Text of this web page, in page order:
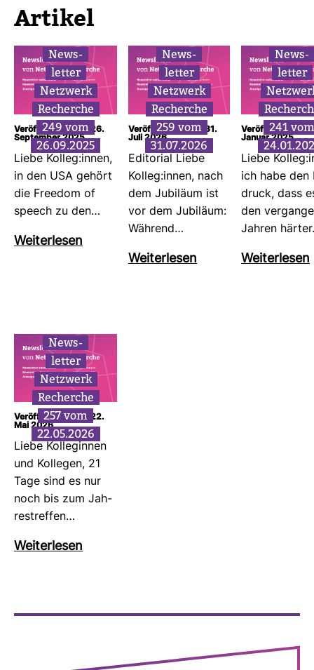
Artikel
News­
letter
Netz­werk
Recherche
249 vom
26.09.2025
Veröffentlicht am: 26.
September 2025
Liebe Kolleg:innen,
in den USA gehört
die Freedom of
speech zu den…
Wei­ter­lesen
News­
letter
Netz­werk
Recherche
259 vom
31.07.2026
Veröffentlicht am: 31.
Juli 2026
Edi­to­rial Liebe
Kolleg:innen, nach
dem Jubi­läum ist
vor dem Jubi­läum:
Wäh­rend…
Wei­ter­lesen
News­
letter
241 vom
Veröffentlicht
Januar 2025
Liebe
ich habe
druck, dass
den
Jahren
Wei­ter­lesen
News­
letter
Netz­werk
Recherche
257 vom
22.05.2026
Veröffentlicht am: 22.
Mai 2026
Liebe Kol­le­ginnen
und Kol­legen, 21
Tage sind es nur
noch bis zum Jah­
res­treffen…
Wei­ter­lesen